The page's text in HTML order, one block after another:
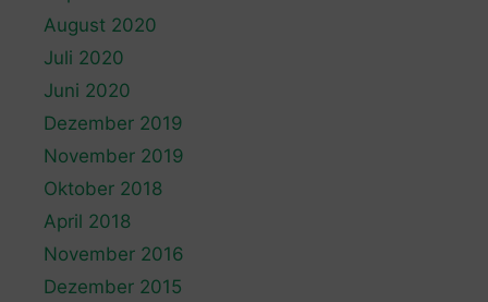
August 2020
Juli 2020
Juni 2020
Dezember 2019
November 2019
Oktober 2018
April 2018
November 2016
Dezember 2015